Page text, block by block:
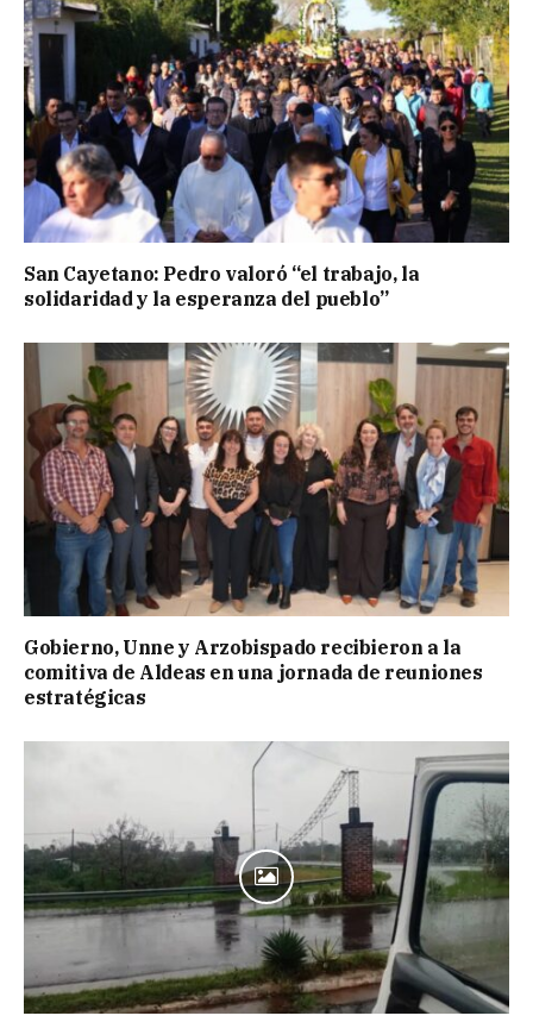
San Cayetano: Pedro valoró “el trabajo, la
solidaridad y la esperanza del pueblo”
Gobierno, Unne y Arzobispado recibieron a la
comitiva de Aldeas en una jornada de reuniones
estratégicas